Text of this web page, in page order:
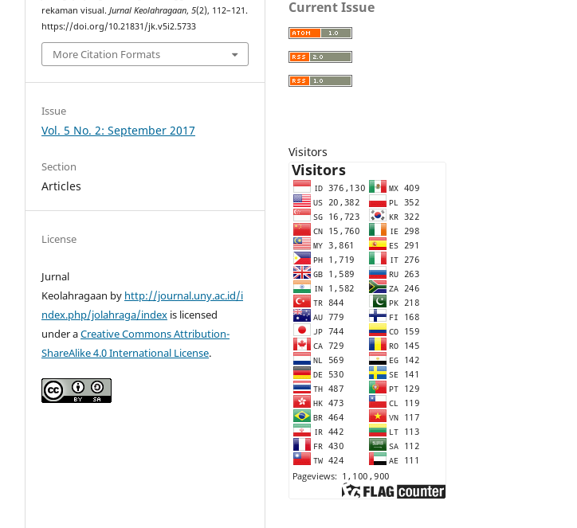
rekaman visual.Jurnal Keolahragaan,5(2), 112–121.
https://doi.org/10.21831/jk.v5i2.5733
More Citation Formats
Issue
Vol. 5 No. 2: September 2017
Section
Articles
License
Jurnal
Keolahragaan by http://journal.uny.ac.id/i
ndex.php/jolahraga/index is licensed
under aCreative Commons Attribution-
ShareAlike 4.0 International License.
Current Issue
Visitors